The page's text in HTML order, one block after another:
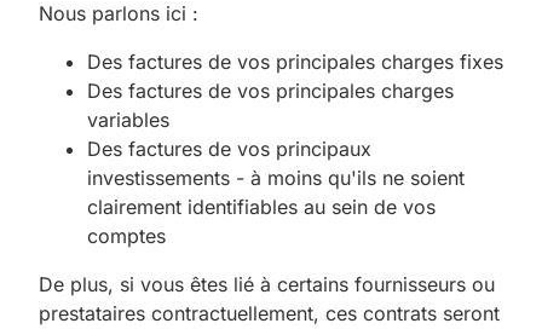
Nous parlons ici :
Des factures de vos principales charges fixes
Des factures de vos principales charges
variables
Des factures de vos principaux
investissements - à moins qu'ils ne soient
clairement identifiables au sein de vos
comptes
De plus, si vous êtes lié à certains fournisseurs ou
prestataires contractuellement, ces contrats seront